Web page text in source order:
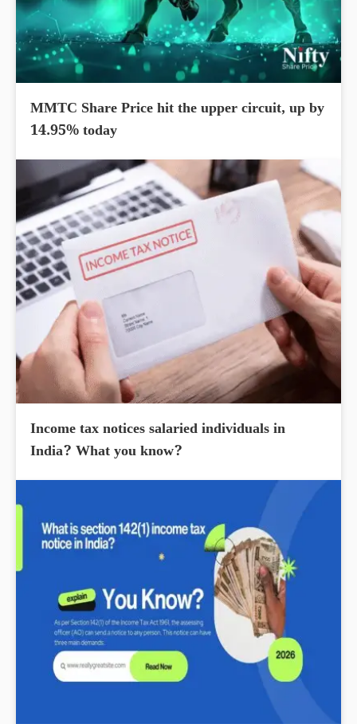
MMTC Share Price hit the upper circuit, up by
14.95% today
Income tax notices salaried individuals in
India? What you know?